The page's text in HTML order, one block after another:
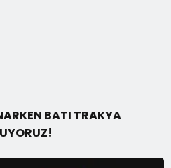
BATI TRAKYA